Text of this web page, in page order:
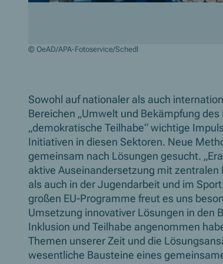
© OeAD/APA-Fotoservice/Schedl
Sowohl auf nationaler als auch
Bereichen „Umwelt und Bekämpfung
„demokratische Teilhabe“ wichtige
Initiativen in diesen Sektoren. Neue
gemeinsam nach Lösungen gesucht.
aktive Auseinandersetzung mit
als auch in der Jugendarbeit und im
großen EU-Programme freut es uns
Umsetzung innovativer Lösungen in den
Inklusion und Teilhabe angenommen
Themen unserer Zeit und die
wesentliche Bausteine eines